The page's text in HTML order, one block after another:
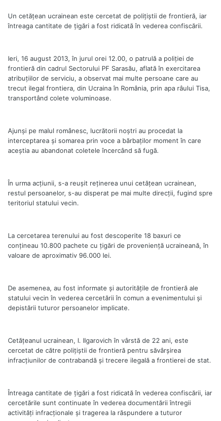
Un cetăţean ucrainean este cercetat de poliţiştii de frontieră, iar
întreaga cantitate de ţigări a fost ridicată în vederea confiscării.
Ieri, 16 august 2013, în jurul orei 12.00, o patrulă a poliţiei de
frontieră din cadrul Sectorului PF Sarasău, aflată în exercitarea
atribuţiilor de serviciu, a observat mai multe persoane care au
trecut ilegal frontiera, din Ucraina în România, prin apa râului Tisa,
transportând colete voluminoase.
Ajunşi pe malul românesc, lucrătorii noştri au procedat la
interceptarea şi somarea prin voce a bărbaţilor moment în care
aceştia au abandonat coletele încercând să fugă.
În urma acţiunii, s-a reuşit reţinerea unui cetăţean ucrainean,
restul persoanelor, s-au disperat pe mai multe direcţii, fugind spre
teritoriul statului vecin.
La cercetarea terenului au fost descoperite 18 baxuri ce
conţineau 10.800 pachete cu ţigări de provenienţă ucraineană, în
valoare de aproximativ 96.000 lei.
De asemenea, au fost informate şi autorităţile de frontieră ale
statului vecin în vederea cercetării în comun a evenimentului şi
depistării tuturor persoanelor implicate.
Cetăţeanul ucrainean, I. Ilgarovich în vârstă de 22 ani, este
cercetat de către poliţiştii de frontieră pentru săvârşirea
infracţiunilor de contrabandă şi trecere ilegală a frontierei de stat.
Întreaga cantitate de ţigări a fost ridicată în vederea confiscării, iar
cercetările sunt continuate în vederea documentării întregii
activităţi infracţionale şi tragerea la răspundere a tuturor